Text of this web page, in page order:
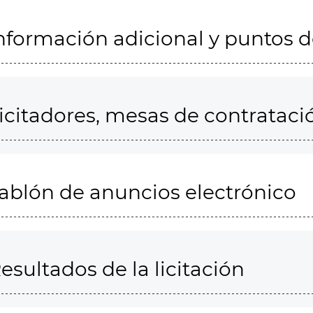
adicional y puntos
mesas de
de anuncios electrónico
de la licitación